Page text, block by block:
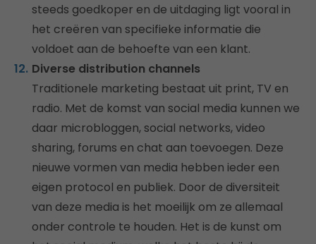
steeds goedkoper en de uitdaging ligt vooral in
het creëren van specifieke informatie die
voldoet aan de behoefte van een klant.
Diverse distribution channels
Traditionele marketing bestaat uit print, TV en
radio. Met de komst van social media kunnen we
daar microbloggen, social networks, video
sharing, forums en chat aan toevoegen. Deze
nieuwe vormen van media hebben ieder een
eigen protocol en publiek. Door de diversiteit
van deze media is het moeilijk om ze allemaal
onder controle te houden. Het is de kunst om